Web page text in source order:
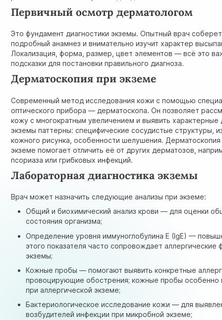
Первичный осмотр дерматологом
Это фундамент диагностики экземы. Опытный врач соберет
подробный анамнез и внимательно изучит характер
Локализация, форма, размер, цвет элементов — всё это
подсказки для постановки правильного диагноза.
Дерматоскопия при экземе
Современный метод исследования кожи с помощью
оптического прибора — дерматоскопа. Он позволяет
кожу с многократным увеличением и выявить характерные
экземы паттерны: специфические сосудистые структуры,
кожного рисунка, особенности шелушения. Дерматоскопия
экземе помогает отличить её от других дерматозов,
псориаза или грибковых инфекций.
Лабораторная диагностика экземы
Врач может назначить следующие анализы при экземе:
Общий и биохимический анализ крови — для оценки
состояния организма;
Определение уровня иммуноглобулина E (IgE) —
этого показателя часто сопровождает аллергические
экземы;
Кожные пробы — помогают выявить конкретные
провоцирующие обострения; кожные пробы особенно
при аллергической экземе;
Бактериологическое исследование кожи — для
возбудителей инфекции при микробной экземе;